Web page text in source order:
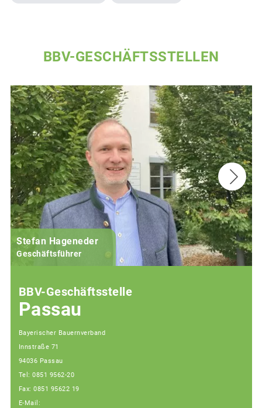
BBV-GESCHÄFTSSTELLEN
Stefan Hageneder
Geschäftsführer
BBV-Geschäftsstelle
Passau
Bayerischer Bauernverband
Innstraße 71
94036 Passau
Tel: 0851 9562-20
Fax: 0851 95622 19
E-Mail: